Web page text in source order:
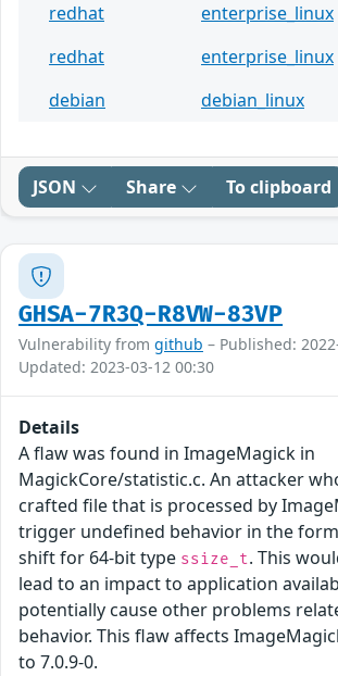
redhat
enterprise_linux
redhat
enterprise_linux
debian
debian_linux
JSON Share To clipboard
GHSA-7R3Q-R8VW-83VP
Vulnerability from github – Published:
Updated: 2023-03-12 00:30
Details
A flaw was found in ImageMagick in
MagickCore/statistic.c. An attacker
crafted file that is processed by
trigger undefined behavior in the
shift for 64-bit type ssize_t. This
lead to an impact to application
potentially cause other problems
behavior. This flaw affects
to 7.0.9-0.